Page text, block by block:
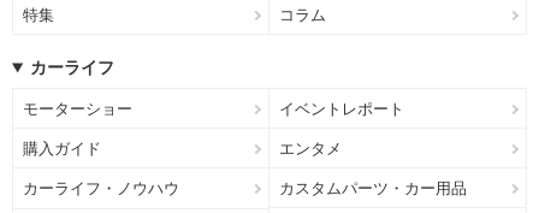
特集 コラム
カーライフ
モーターショー イベントレポート
購入ガイド エンタメ
カーライフ・ノウハウ カスタムパーツ・カー用品